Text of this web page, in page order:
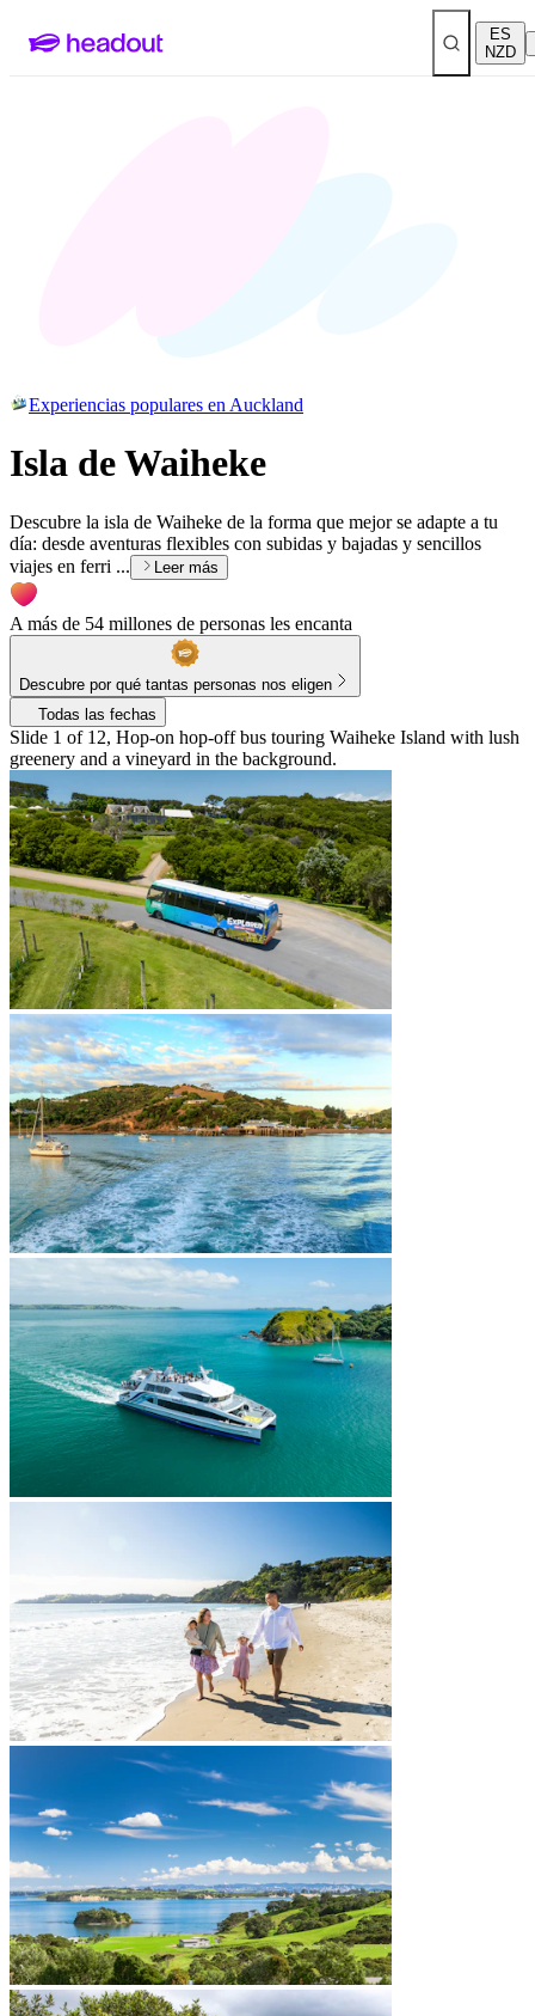
ES
NZD
Experiencias populares en Auckland
Isla de Waiheke
Descubre la isla de Waiheke de la forma que mejor se adapte a tu
día: desde aventuras flexibles con subidas y bajadas y sencillos
viajes en ferri ...
Leer más
A más de 54 millones de personas les encanta
Descubre por qué tantas personas nos eligen
Todas las fechas
Slide 1 of 12, Hop-on hop-off bus touring Waiheke Island with lush
greenery and a vineyard in the background.